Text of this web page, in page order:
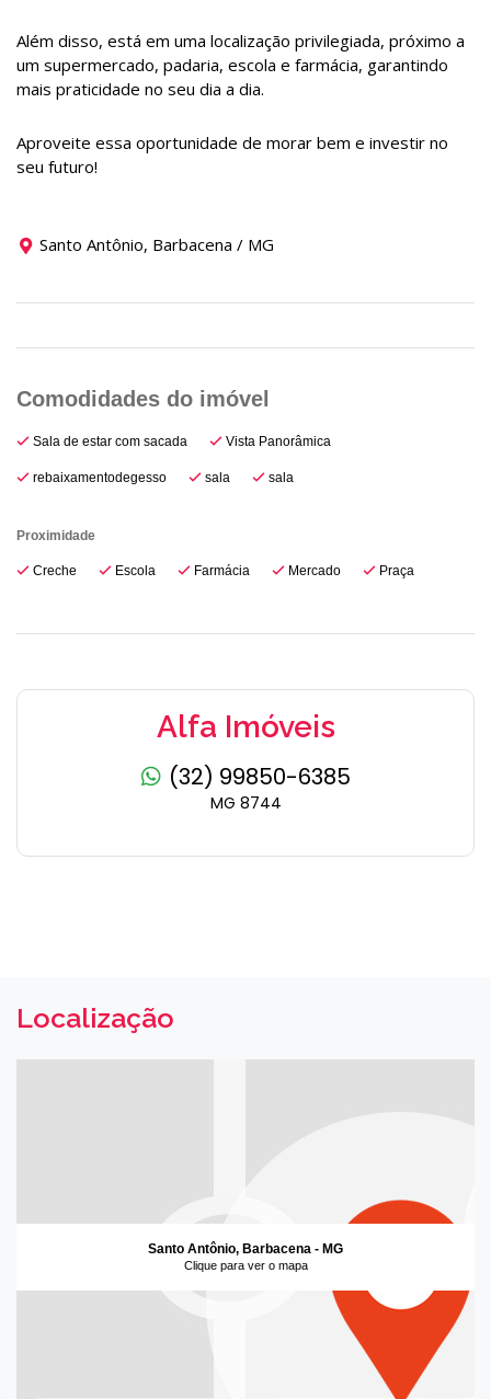
Além disso, está em uma localização privilegiada, próximo a
um supermercado, padaria, escola e farmácia, garantindo
mais praticidade no seu dia a dia.
Aproveite essa oportunidade de morar bem e investir no
seu futuro!
Santo Antônio, Barbacena / MG
Sala de estar com sacada Vista Panorâmica
rebaixamentodegesso sala sala
Proximidade
Creche Escola Farmácia Mercado Praça
Alfa Imóveis
(32) 99850-6385
MG 8744
Localização
Santo Antônio, Barbacena - MG
Clique para ver o mapa